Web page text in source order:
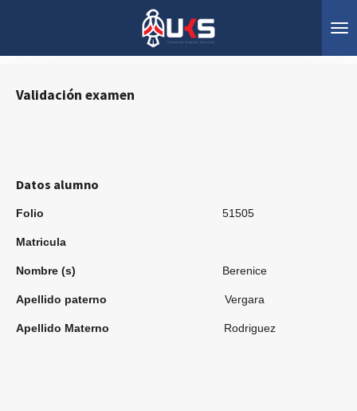
Validación examen
Datos alumno
Folio 51505
Matricula
Nombre (s) Berenice
Apellido paterno Vergara
Apellido Materno Rodriguez